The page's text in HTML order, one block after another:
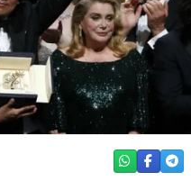
WHATSAPP